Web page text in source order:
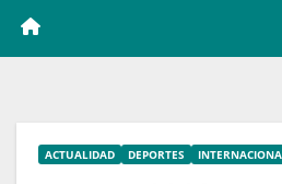
ACTUALIDAD DEPORTES